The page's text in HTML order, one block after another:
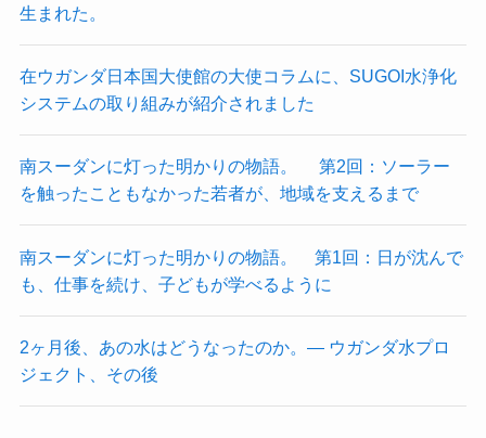
生まれた。
在ウガンダ日本国大使館の大使コラムに、SUGOI水浄化
システムの取り組みが紹介されました
南スーダンに灯った明かりの物語。 第2回：ソーラー
を触ったこともなかった若者が、地域を支えるまで
南スーダンに灯った明かりの物語。 第1回：日が沈んで
も、仕事を続け、子どもが学べるように
2ヶ月後、あの水はどうなったのか。― ウガンダ水プロ
ジェクト、その後